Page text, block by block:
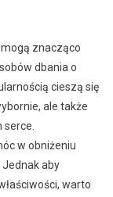
znacząco
dbania o
cieszą się
ale także
w obniżeniu
aby
warto